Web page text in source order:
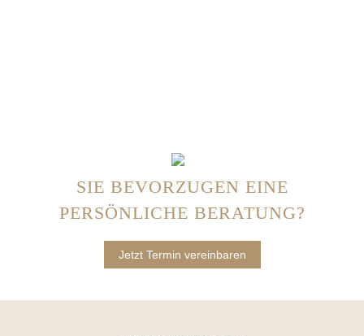
SIE BEVORZUGEN EINE
PERSÖNLICHE BERATUNG?
Jetzt Termin vereinbaren